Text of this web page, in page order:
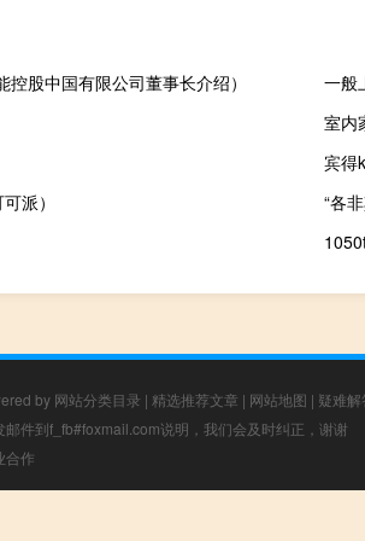
股中国有限公司董事长介绍）
一般
室内
宾得
派）
“各
by 网站分类目录 | 精选推荐文章 | 网站地图 | 疑难解
件到f_fb#foxmail.com说明，我们会及时纠正，谢谢
合作